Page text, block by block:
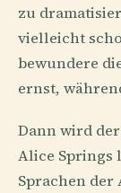
zu
vielleicht
bewundere
ernst,
Dann wird
Alice Springs
Sprachen